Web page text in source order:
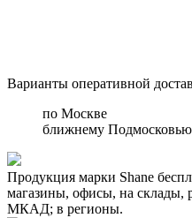
Варианты оперативной
по Москве
ближнему
Продукция марки Shane
магазины, офисы, на склады,
МКАД; в регионы.